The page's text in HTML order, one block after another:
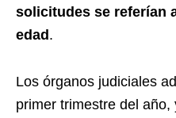
solicitudes se referían
edad.
Los órganos judiciales
primer trimestre del